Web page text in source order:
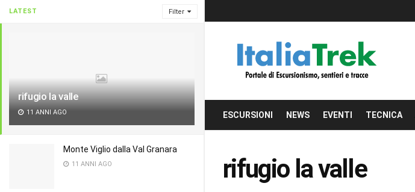
LATEST Filter
rifugio la valle
11 ANNI AGO
Monte Viglio dalla Val Granara
11 ANNI AGO
ESCURSIONI NEWS EVENTI TECNICA
rifugio la valle